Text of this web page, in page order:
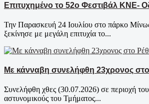
Επιτυχημένο το 52ο Φεστιβάλ ΚΝΕ-
Την Παρασκευή 24 Ιουλίου στο πάρκο
ξεκίνησε με μεγάλη επιτυχία το...
Με κάνναβη συνελήφθη 23χρονος
Συνελήφθη χθες (30.07.2026) σε περιοχή
αστυνομικούς του Τμήματος...